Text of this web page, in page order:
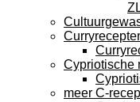
Cypriotische
meer C-